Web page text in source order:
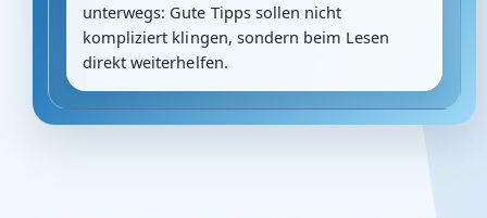
unterwegs: Gute Tipps sollen nicht
kompliziert klingen, sondern beim Lesen
direkt weiterhelfen.